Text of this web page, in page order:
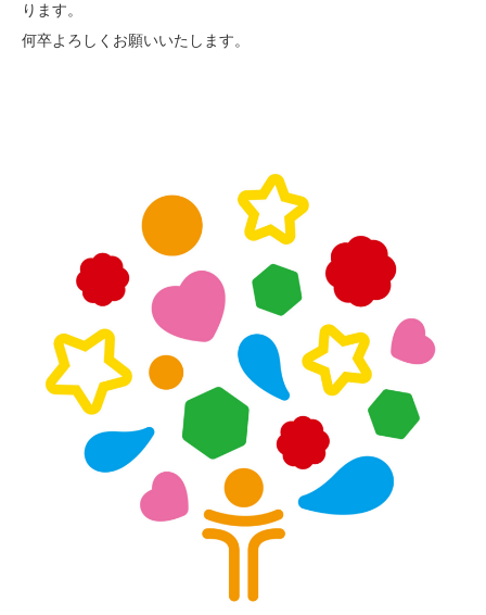
ります。
何卒よろしくお願いいたします。